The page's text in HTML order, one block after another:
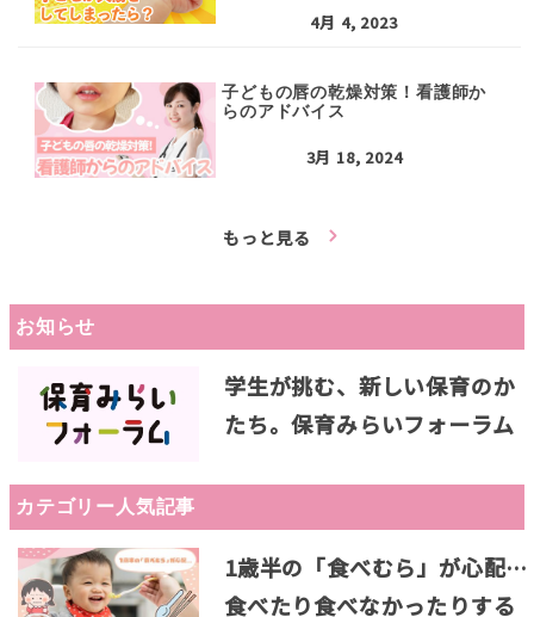
4月 4, 2023
子どもの唇の乾燥対策！看護師か
らのアドバイス
3月 18, 2024
もっと見る
お知らせ
学生が挑む、新しい保育のか
たち。保育みらいフォーラム
カテゴリー人気記事
1歳半の「食べむら」が心配…
食べたり食べなかったりする